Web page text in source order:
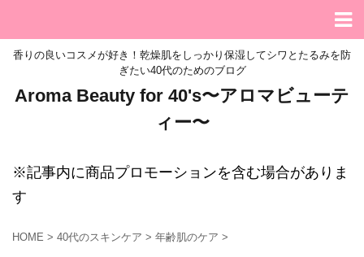
香りの良いコスメが好き！乾燥肌をしっかり保湿してシワとたるみを防
ぎたい40代のためのブログ
Aroma Beauty for 40's〜アロマビューテ
ィー〜
※記事内に商品プロモーションを含む場合がありま
す
HOME > 40代のスキンケア > 年齢肌のケア >